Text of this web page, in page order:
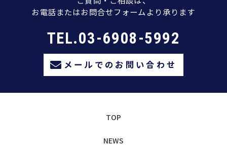
お電話またはお問合せフォームより承ります
TEL.03-6908-5992
メールでのお問い合わせ
TOP
NEWS